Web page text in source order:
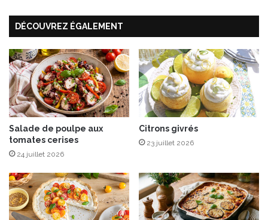
é
d
e
p
o
m
m
e
s
d
e
e
r
r
e
i
a
u
x
a
g
r
u
m
e
d
'
A
n
DÉCOUVREZ ÉGALEMENT
Salade de poulpe aux
tomates cerises
24 juillet 2026
Citrons givrés
23 juillet 2026